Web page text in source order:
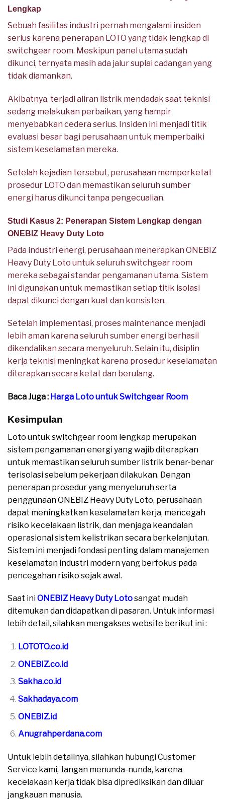
Lengkap
Sebuah fasilitas industri pernah mengalami insiden
serius karena penerapan LOTO yang tidak lengkap di
switchgear room. Meskipun panel utama sudah
dikunci, ternyata masih ada jalur suplai cadangan yang
tidak diamankan.
Akibatnya, terjadi aliran listrik mendadak saat teknisi
sedang melakukan perbaikan, yang hampir
menyebabkan cedera serius. Insiden ini menjadi titik
evaluasi besar bagi perusahaan untuk memperbaiki
sistem keselamatan mereka.
Setelah kejadian tersebut, perusahaan memperketat
prosedur LOTO dan memastikan seluruh sumber
energi harus dikunci tanpa pengecualian.
Studi Kasus 2: Penerapan Sistem Lengkap dengan
ONEBIZ Heavy Duty Loto
Pada industri energi, perusahaan menerapkan ONEBIZ
Heavy Duty Loto untuk seluruh switchgear room
mereka sebagai standar pengamanan utama. Sistem
ini digunakan untuk memastikan setiap titik isolasi
dapat dikunci dengan kuat dan konsisten.
Setelah implementasi, proses maintenance menjadi
lebih aman karena seluruh sumber energi berhasil
dikendalikan secara menyeluruh. Selain itu, disiplin
kerja teknisi meningkat karena prosedur keselamatan
diterapkan secara ketat dan berulang.
Baca Juga : Harga Loto untuk Switchgear Room
Kesimpulan
Loto untuk switchgear room lengkap merupakan
sistem pengamanan energi yang wajib diterapkan
untuk memastikan seluruh sumber listrik benar-benar
terisolasi sebelum pekerjaan dilakukan. Dengan
penerapan prosedur yang menyeluruh serta
penggunaan ONEBIZ Heavy Duty Loto, perusahaan
dapat meningkatkan keselamatan kerja, mencegah
risiko kecelakaan listrik, dan menjaga keandalan
operasional sistem kelistrikan secara berkelanjutan.
Sistem ini menjadi fondasi penting dalam manajemen
keselamatan industri modern yang berfokus pada
pencegahan risiko sejak awal.
Saat iniONEBIZ Heavy Duty Lotosangat mudah
ditemukan dan didapatkan di pasaran. Untuk informasi
lebih detail, silahkan mengakses website berikut ini :
LOTOTO.co.id
ONEBIZ.co.id
Sakha.co.id
Sakhadaya.com
ONEBIZ.id
Anugrahperdana.com
Untuk lebih detailnya, silahkan hubungi Customer
Service kami, Jangan menunda-nunda, karena
kecelakaan kerja tidak bisa diprediksikan dan diluar
jangkauan manusia.